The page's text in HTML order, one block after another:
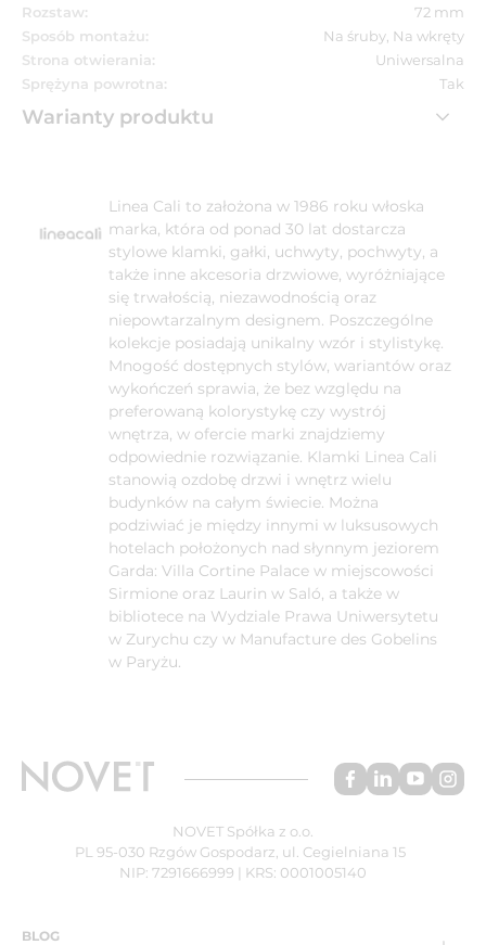
Rozstaw:
72 mm
Sposób montażu:
Na śruby, Na wkręty
Strona otwierania:
Uniwersalna
Sprężyna powrotna:
Tak
Warianty produktu
Linea Cali to założona w 1986 roku włoska
marka, która od ponad 30 lat dostarcza
stylowe klamki, gałki, uchwyty, pochwyty, a
także inne akcesoria drzwiowe, wyróżniające
się trwałością, niezawodnością oraz
niepowtarzalnym designem. Poszczególne
kolekcje posiadają unikalny wzór i stylistykę.
Mnogość dostępnych stylów, wariantów oraz
wykończeń sprawia, że bez względu na
preferowaną kolorystykę czy wystrój
wnętrza, w ofercie marki znajdziemy
odpowiednie rozwiązanie. Klamki Linea Cali
stanowią ozdobę drzwi i wnętrz wielu
budynków na całym świecie. Można
podziwiać je między innymi w luksusowych
hotelach położonych nad słynnym jeziorem
Garda: Villa Cortine Palace w miejscowości
Sirmione oraz Laurin w Saló, a także w
bibliotece na Wydziale Prawa Uniwersytetu
w Zurychu czy w Manufacture des Gobelins
w Paryżu.
NOVET Spółka z o.o.
PL 95-030 Rzgów Gospodarz, ul. Cegielniana 15
NIP: 7291666999 | KRS: 0001005140
BLOG